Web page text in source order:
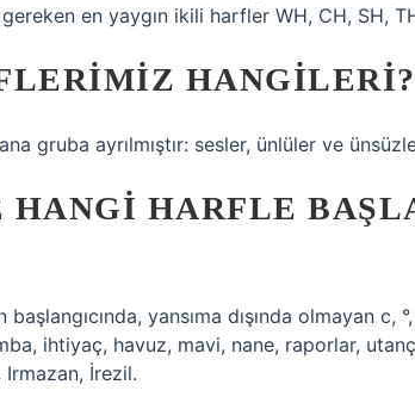
en yaygın ikili harfler WH, CH, SH, TH
HANGILERI?
gruba ayrılmıştır: sesler, ünlüler ve
HANGI HARFLE
yansıma dışında olmayan c,
ihtiyaç, havuz, mavi, nane, raporlar,
İrezil.